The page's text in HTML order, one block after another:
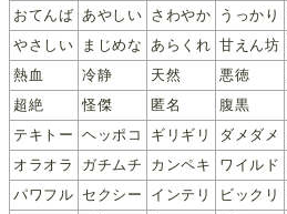
おてんば あやしい さわやか うっかり
やさしい
まじめな あらくれ 甘えん坊
熱血
冷静 天然 悪徳
超絶
怪傑 匿名 腹黒
テキトー ヘッポコ ギリギリ ダメダメ
オラオラ
ガチムチ カンペキ ワイルド
パワフル セクシー インテリ ビックリ